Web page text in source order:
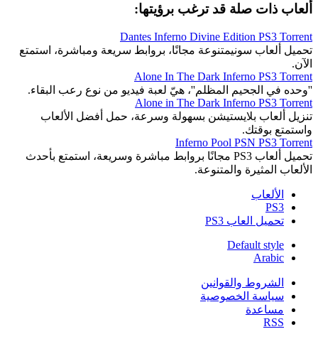
ألعاب ذات صلة قد ترغب برؤيتها:
Dantes Inferno Divine Edition PS3 Torrent
تحميل ألعاب سونيمتنوعة مجانًا، بروابط سريعة ومباشرة، استمتع
الآن.
Alone In The Dark Inferno PS3 Torrent
''وحده في الجحيم المظلم''، هيّ لعبة فيديو من نوع رعب البقاء.
Alone in The Dark Inferno PS3 Torrent
تنزيل ألعاب بلايستيشن بسهولة وسرعة، حمل أفضل الألعاب
واستمتع بوقتك.
Inferno Pool PSN PS3 Torrent
تحميل ألعاب PS3 مجانًا بروابط مباشرة وسريعة، استمتع بأحدث
الألعاب المثيرة والمتنوعة.
الألعاب
PS3
تحميل العاب PS3
Default style
Arabic
الشروط والقوانين
سياسة الخصوصية
مساعدة
RSS